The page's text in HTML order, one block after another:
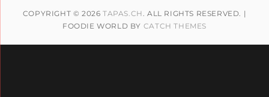
COPYRIGHT © 2026 TAPAS.CH. ALL RIGHTS RESERVED. |
FOODIE WORLD BY CATCH THEMES